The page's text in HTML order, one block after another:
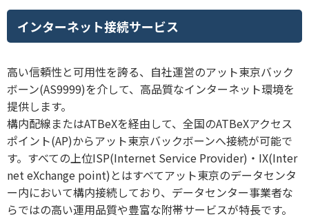
インターネット接続サービス
高い信頼性と可用性を誇る、自社運営のアット東京バック
ボーン(AS9999)を介して、高品質なインターネット環境を
提供します。
構内配線またはATBeXを経由して、全国のATBeXアクセス
ポイント(AP)からアット東京バックボーンへ接続が可能で
す。すべての上位ISP(Internet Service Provider)・IX(Inter
net eXchange point)とはすべてアット東京のデータセンタ
ー内において構内接続しており、データセンター事業者な
らではの高い運用品質や豊富な附帯サービスが特長です。